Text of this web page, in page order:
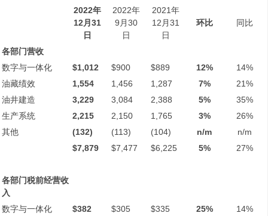
2022年
12月 31
日
2022年
9月30
日
2021年
12月31
日
环比 同比
各部门营收
数字与一体化
$1,012 $900 $889 12%
14%
油藏绩效
1,554 1,456 1,287 7%
21%
油井建造
3,229 3,084 2,388 5%
35%
生产系统
2,215 2,150 1,765 3%
26%
其他
(132) (113) (104) n/m
n/m
$7,879
$7,477 $6,225 5% 27%
各部门税前经营收
入
数字与一体化
$382 $305 $335 25%
14%